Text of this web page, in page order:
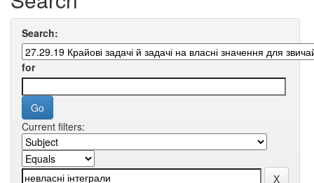
Search:
for
Current filters: